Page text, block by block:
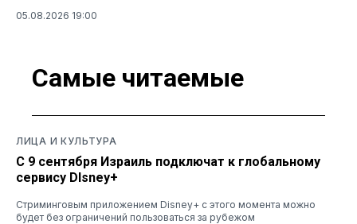
05.08.2026 19:00
Самые читаемые
ЛИЦА И КУЛЬТУРА
С 9 сентября Израиль подключат к глобальному
сервису DIsney+
Стриминговым приложением Disney+ с этого момента можно
будет без ограничений пользоваться за рубежом